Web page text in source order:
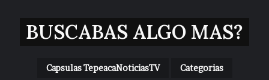
BUSCABAS ALGO MAS?
Capsulas TepeacaNoticiasTV Categorias